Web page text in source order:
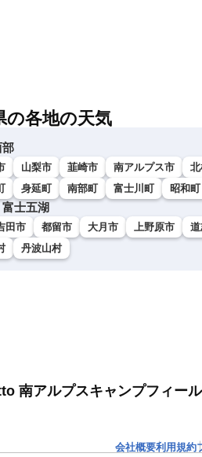
の各地の天気
部
山梨市 韮崎市 南アルプス市
身延町 南部町 富士川町 昭和町
士五湖
田市 都留市 大月市 上野原市
丹波山村
南アルプスキャンプフィー
会社概要利用規約